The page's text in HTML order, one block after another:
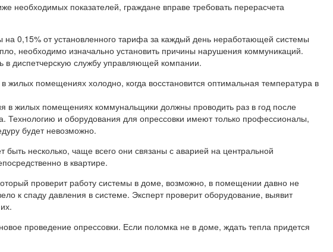
необходимых показателей, граждане вправе требовать перерасчета
на 0,15% от установленного тарифа за каждый день неработающей системы
необходимо изначально установить причины нарушения коммуникаций.
в диспетчерскую службу управляющей компании.
жилых помещениях холодно, когда восстановится оптимальная температура в
в жилых помещениях коммунальщики должны проводить раз в год после
Технологию и оборудования для опрессовки имеют только профессионалы,
будет невозможно.
несколько, чаще всего они связаны с аварией на центральной
в квартире.
проверит работу системы в доме, возможно, в помещении давно не
к спаду давления в системе. Эксперт проверит оборудование, выявит
проведение опрессовки. Если поломка не в доме, ждать тепла придется